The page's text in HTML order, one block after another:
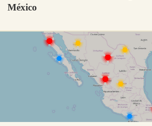
México